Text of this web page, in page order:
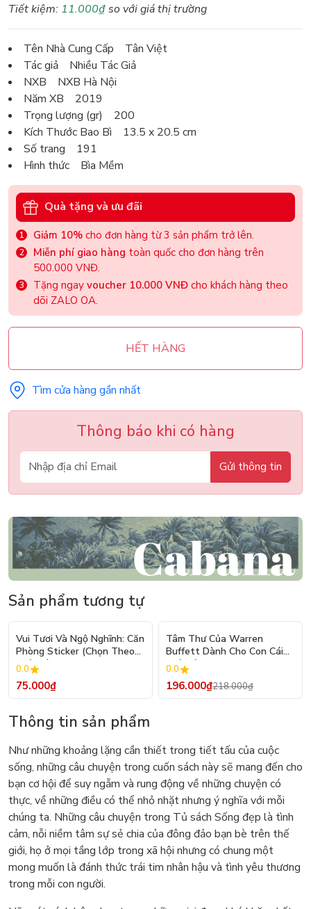
Tiết kiệm: 11.000₫so với giá thị trường
Tên Nhà Cung Cấp Tân Việt
Tác giả Nhiều Tác Giả
NXB NXB Hà Nội
Năm XB 2019
Trọng lượng (gr) 200
Kích Thước Bao Bì 13.5 x 20.5 cm
Số trang 191
Hình thức Bìa Mềm
Quà tặng và ưu đãi
Giảm 10% cho đơn hàng từ 3 sản phẩm trở lên.
Miễn phí giao hàng toàn quốc cho đơn hàng trên
500.000 VNĐ.
Tặng ngay voucher 10.000 VNĐ cho khách hàng theo
dõi ZALO OA.
HẾT HÀNG
Tìm cửa hàng gần nhất
Thông báo khi có hàng
Gửi thông tin
Sản phẩm tương tự
Vui Tươi Và Ngộ Nghĩnh: Căn
Phòng Sticker (Chọn Theo
Chủ Đề) - Hơn 250 Sticker
0.0
75.000₫
Tâm Thư Của Warren
Buffett Dành Cho Con Cái
(Tái Bản 2026)
0.0
196.000₫218.000₫
Thông tin sản phẩm
Như những khoảng lặng cần thiết trong tiết tấu của cuộc
sống, những câu chuyện trong cuốn sách này sẽ mang đến cho
bạn cơ hội để suy ngẫm và rung động về những chuyện có
thực, về những điều có thể nhỏ nhặt nhưng ý nghĩa với mỗi
chúng ta. Những câu chuyện trong Tủ sách Sống đẹp là tình
cảm, nỗi niềm tâm sự sẻ chia của đông đảo bạn bè trên thế
giới, họ ở mọi tầng lớp trong xã hội nhưng có chung một
mong muốn là đánh thức trái tim nhân hậu và tình yêu thương
trong mỗi con người.